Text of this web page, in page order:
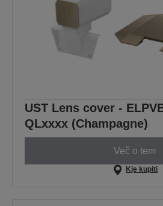
UST Lens cover -
QLxxxx (Champagne)
Več o tem
Kje kupiti